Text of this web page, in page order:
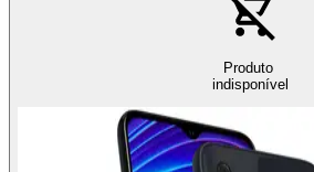
Produto
indisponível